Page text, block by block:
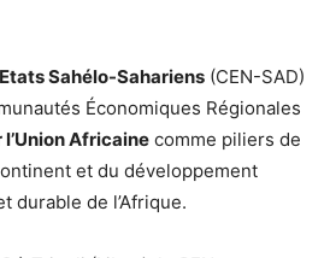
Sahélo-Sahariens (CEN-SAD)
Économiques Régionales
Africaine comme piliers de
et du développement
durable de l’Afrique.